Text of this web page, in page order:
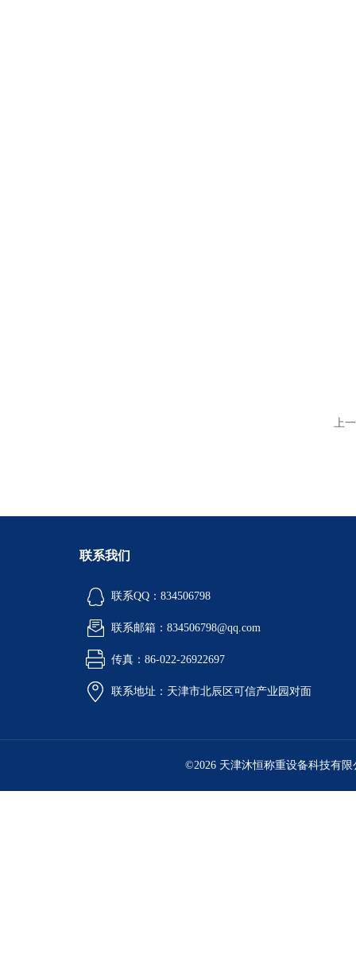
上
联系我们
联系QQ：834506798
联系邮箱：834506798@qq.com
传真：86-022-26922697
联系地址：天津市北辰区可信产业园对面
©2026 天津沐恒称重设备科技有